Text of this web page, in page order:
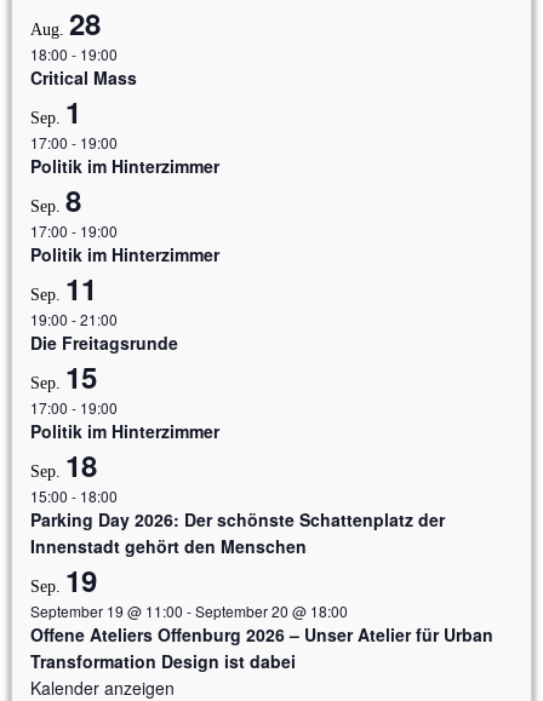
Aug. 28
18:00 - 19:00
Critical Mass
Sep. 1
17:00 - 19:00
Politik im Hinterzimmer
Sep. 8
17:00 - 19:00
Politik im Hinterzimmer
Sep. 11
19:00 -21:00
Die Freitagsrunde
Sep. 15
17:00 - 19:00
Politik im Hinterzimmer
Sep. 18
15:00 - 18:00
Parking Day 2026: Der schönste Schattenplatz der
Innenstadt gehört den Menschen
Sep. 19
September 19 @ 11:00 -September 20 @ 18:00
Offene Ateliers Offenburg 2026 – Unser Atelier für Urban
Transformation Design ist dabei
Kalender anzeigen